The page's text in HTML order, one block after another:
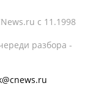
c 11.1998
разбора -